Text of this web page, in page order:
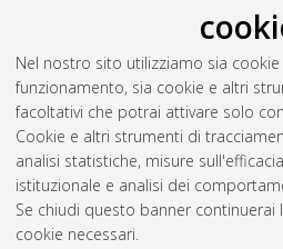
Nel nostro sito utilizziamo sia
funzionamento, sia cookie e altri
facoltativi che potrai attivare solo
Cookie e altri strumenti di
analisi statistiche, misure
istituzionale e analisi dei
Se chiudi questo banner continuerai
cookie necessari.
Gestione del